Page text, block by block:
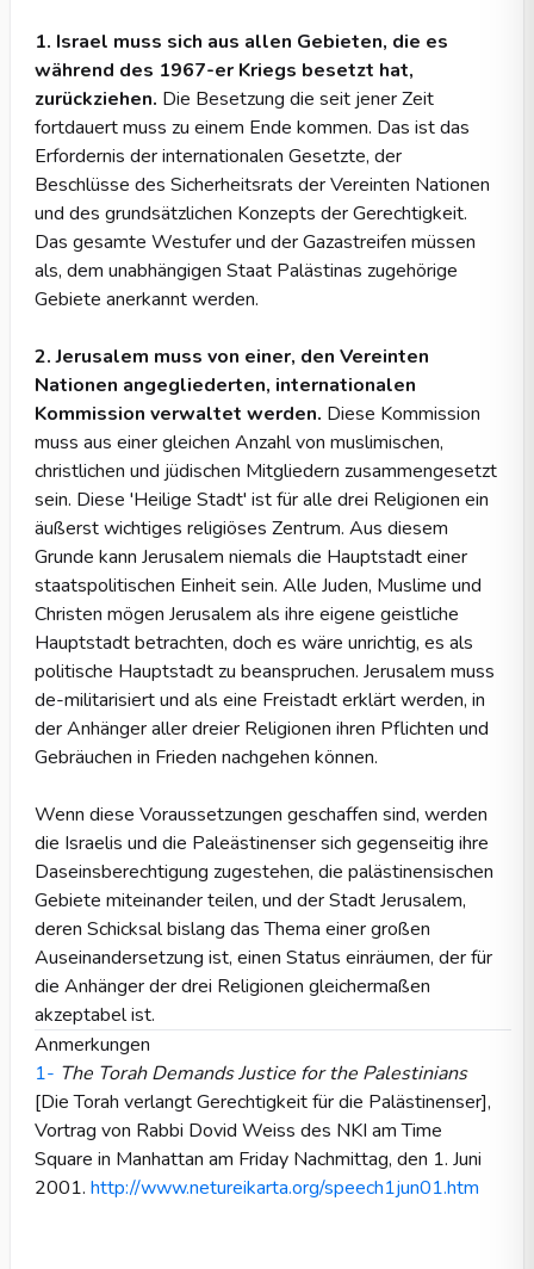
1. Israel muss sich aus allen Gebieten, die es
während des 1967-er Kriegs besetzt hat,
zurückziehen. Die Besetzung die seit jener Zeit
fortdauert muss zu einem Ende kommen. Das ist das
Erfordernis der internationalen Gesetzte, der
Beschlüsse des Sicherheitsrats der Vereinten Nationen
und des grundsätzlichen Konzepts der Gerechtigkeit.
Das gesamte Westufer und der Gazastreifen müssen
als, dem unabhängigen Staat Palästinas zugehörige
Gebiete anerkannt werden.
2. Jerusalem muss von einer, den Vereinten
Nationen angegliederten, internationalen
Kommission verwaltet werden. Diese Kommission
muss aus einer gleichen Anzahl von muslimischen,
christlichen und jüdischen Mitgliedern zusammengesetzt
sein. Diese 'Heilige Stadt' ist für alle drei Religionen ein
äußerst wichtiges religiöses Zentrum. Aus diesem
Grunde kann Jerusalem niemals die Hauptstadt einer
staatspolitischen Einheit sein. Alle Juden, Muslime und
Christen mögen Jerusalem als ihre eigene geistliche
Hauptstadt betrachten, doch es wäre unrichtig, es als
politische Hauptstadt zu beanspruchen. Jerusalem muss
de-militarisiert und als eine Freistadt erklärt werden, in
der Anhänger aller dreier Religionen ihren Pflichten und
Gebräuchen in Frieden nachgehen können.
Wenn diese Voraussetzungen geschaffen sind, werden
die Israelis und die Paleästinenser sich gegenseitig ihre
Daseinsberechtigung zugestehen, die palästinensischen
Gebiete miteinander teilen, und der Stadt Jerusalem,
deren Schicksal bislang das Thema einer großen
Auseinandersetzung ist, einen Status einräumen, der für
die Anhänger der drei Religionen gleichermaßen
akzeptabel ist.
Anmerkungen
1- The Torah Demands Justice for the Palestinians
[Die Torah verlangt Gerechtigkeit für die Palästinenser],
Vortrag von Rabbi Dovid Weiss des NKI am Time
Square in Manhattan am Friday Nachmittag, den 1. Juni
2001. http://www.netureikarta.org/speech1jun01.htm